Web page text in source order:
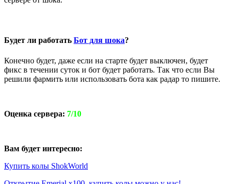
Будет ли работать Бот для шока?
Конечно будет, даже если на старте будет выключен, будет
фикс в течении суток и бот будет работать. Так что если Вы
решили фармить или использовать бота как радар то пишите.
Оценка сервера: 7/10
Вам будет интересно:
Купить колы ShokWorld